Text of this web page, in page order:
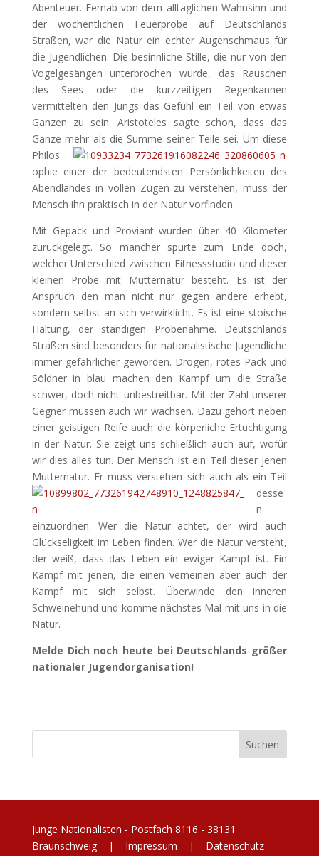
Abenteuer. Fernab von dem alltäglichen Wahnsinn und
der wöchentlichen Feuerprobe auf Deutschlands
Straßen, war die Natur ein echter Augenschmaus für
die Jugendlichen. Die besinnliche Stille, die nur von den
Vogelgesängen unterbrochen wurde, das Rauschen
des Sees oder die kurzzeitigen Regenkannen
vermittelten den Jungs das Gefühl ein Teil von etwas
Ganzen zu sein. Aristoteles sagte schon, dass das
Ganze mehr als die Summe seiner Teile sei. Um diese
Philos
ophie einer der bedeutendsten Persönlichkeiten des
Abendlandes in vollen Zügen zu verstehen, muss der
Mensch ihn praktisch in der Natur vorfinden.
Mit Gepäck und Proviant wurden über 40 Kilometer
zurückgelegt. So mancher spürte zum Ende doch,
welcher Unterschied zwischen Fitnessstudio und dieser
kleinen Probe mit Mutternatur besteht. Es ist der
Anspruch den man nicht nur gegen andere erhebt,
sondern selbst an sich verwirklicht. Es ist eine stoische
Haltung, der ständigen Probenahme. Deutschlands
Straßen sind besonders für nationalistische Jugendliche
immer gefährlicher geworden. Drogen, rotes Pack und
Söldner in blau machen den Kampf um die Straße
schwer, doch nicht unbestreitbar. Mit der Zahl unserer
Gegner müssen auch wir wachsen. Dazu gehört neben
einer geistigen Reife auch die körperliche Ertüchtigung
in der Natur. Sie zeigt uns schließlich auch auf, wofür
wir dies alles tun. Der Mensch ist ein Teil dieser jenen
Mutternatur. Er muss verstehen sich auch als ein Teil
desse
n
einzuordnen. Wer die Natur achtet, der wird auch
Glückseligkeit im Leben finden. Wer die Natur versteht,
der weiß, dass das Leben ein ewiger Kampf ist. Ein
Kampf mit jenen, die einen verneinen aber auch der
Kampf mit sich selbst. Überwinde den inneren
Schweinehund und komme nächstes Mal mit uns in die
Natur.
Melde Dich noch heute bei Deutschlands größer
nationaler Jugendorganisation!
Junge Nationalisten - Postfach 8116 - 38131
Braunschweig | Impressum | Datenschutz